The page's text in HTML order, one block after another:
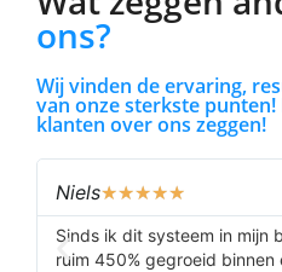
ons?
Wij vinden de ervaring,
van onze sterkste
klanten over ons zeggen!
Niels★★★★★
Sinds ik dit systeem in mijn
ruim 450% gegroeid binnen